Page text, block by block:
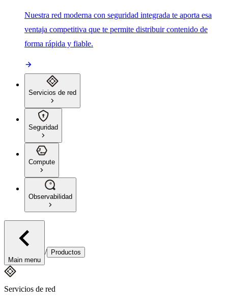
Nuestra red moderna con seguridad integrada te aporta esa
ventaja competitiva que te permite distribuir contenido de
forma rápida y fiable.
Servicios de red
Seguridad
Compute
Observabilidad
Main menu
/ Productos
Servicios de red